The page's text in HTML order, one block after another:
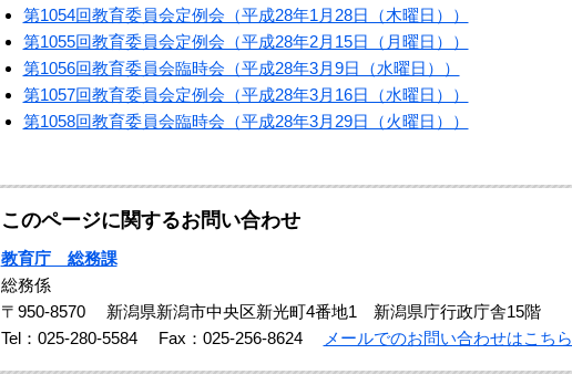
第1054回教育委員会定例会（平成28年1月28日（木曜日））
第1055回教育委員会定例会（平成28年2月15日（月曜日））
第1056回教育委員会臨時会（平成28年3月9日（水曜日））
第1057回教育委員会定例会（平成28年3月16日（水曜日））
第1058回教育委員会臨時会（平成28年3月29日（火曜日））
このページに関するお問い合わせ
教育庁 総務課
総務係
〒950-8570
新潟県新潟市中央区新光町4番地1 新潟県庁行政庁舎15階
Tel：025-280-5584
Fax：025-256-8624 メールでのお問い合わせはこちら